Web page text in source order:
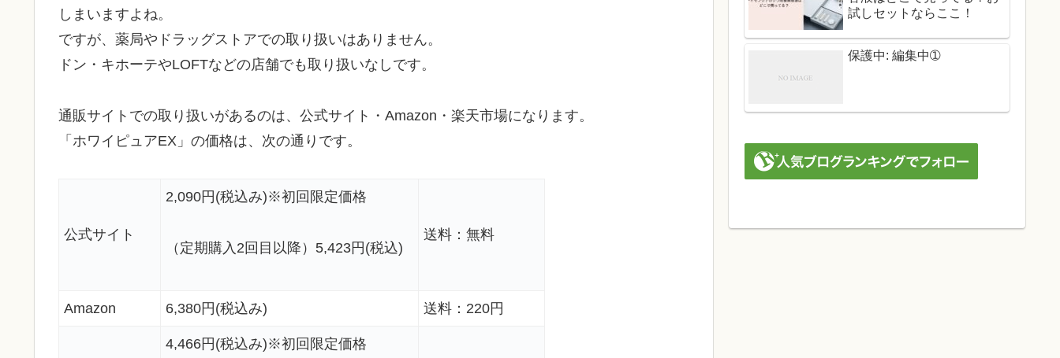
しまいますよね。
ですが、薬局やドラッグストアでの取り扱いはありません。
ドン・キホーテやLOFTなどの店舗でも取り扱いなしです。
通販サイトでの取り扱いがあるのは、公式サイト・Amazon・楽天市場になります。
「ホワイピュアEX」の価格は、次の通りです。
公式サイト
2,090円(税込み)※初回限定価格
（定期購入2回目以降）5,423円(税込)
送料：無料
Amazon 6,380円(税込み) 送料：220円
4,466円(税込み)※初回限定価格
試しセットならここ！
保護中: 編集中➀